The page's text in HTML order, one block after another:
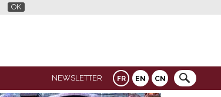
OK
FR EN CN
NEWSLETTER